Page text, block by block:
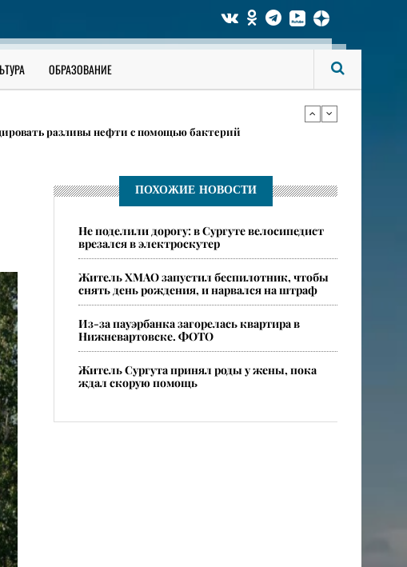
ОБРАЗОВАНИЕ
вейпов изъяли силовики в Нижневартовске
разливы нефти с помощью бактерий
вернули с того света врачи в ХМАО
ПОХОЖИЕ НОВОСТИ
Не поделили дорогу: в Сургуте велосипедист
врезался в электроскутер
Житель ХМАО запустил беспилотник, чтобы
снять день рождения, и нарвался на штраф
​Из-за пауэрбанка загорелась квартира в
Нижневартовске. ФОТО
Житель Сургута принял роды у жены, пока
ждал скорую помощь